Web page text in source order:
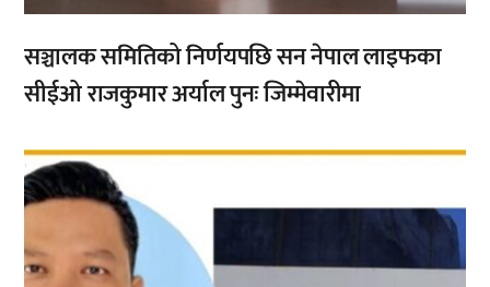
सञ्चालक समितिको निर्णयपछि सन नेपाल लाइफका
सीईओ राजकुमार अर्याल पुनः जिम्मेवारीमा
,